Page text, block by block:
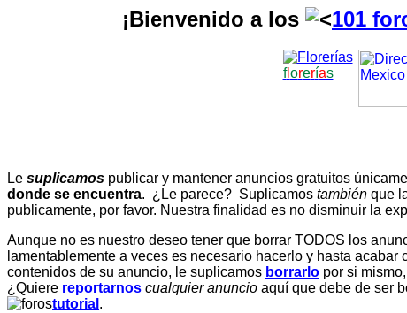
¡Bienvenido a los 101
florerías
Le suplicamos publicar y mantener anuncios gratuitos
donde se encuentra. ¿Le parece? Suplicamos también que
publicamente, por favor. Nuestra finalidad es no disminuir la
Aunque no es nuestro deseo tener que borrar TODOS los
lamentablemente a veces es necesario hacerlo y hasta
contenidos de su anuncio, le suplicamos borrarlo por si
¿Quiere reportarnos cualquier anuncio aquí que debe de ser
tutorial .